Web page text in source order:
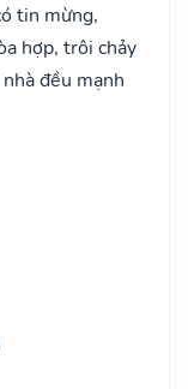
tin mừng,
hợp, trôi chảy
đều mạnh